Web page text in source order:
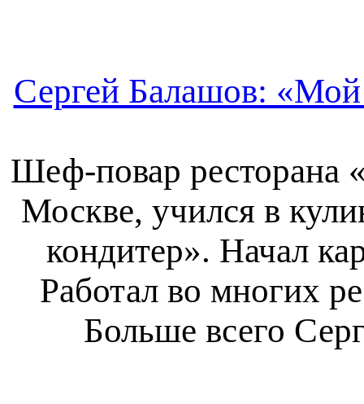
Сергей Балашов: «Мой
Шеф-повар ресторана
Москве, учился в
кондитер». Начал
Работал во многих
Больше всего